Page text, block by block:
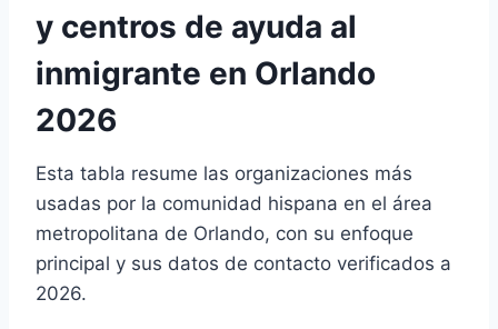
y centros de ayuda al
inmigrante en Orlando
2026
Esta tabla resume las organizaciones más
usadas por la comunidad hispana en el área
metropolitana de Orlando, con su enfoque
principal y sus datos de contacto verificados a
2026.